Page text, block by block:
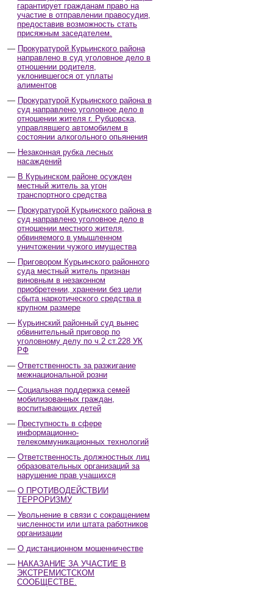
гарантирует гражданам право на
участие в отправлении правосудия,
предоставив возможность стать
присяжным заседателем.
Прокуратурой Курьинского района
направлено в суд уголовное дело в
отношении родителя,
уклонившегося от уплаты
алиментов
Прокуратурой Курьинского района в
суд направлено уголовное дело в
отношении жителя г. Рубцовска,
управлявшего автомобилем в
состоянии алкогольного опьянения
Незаконная рубка лесных
насаждений
В Курьинском районе осужден
местный житель за угон
транспортного средства
Прокуратурой Курьинского района в
суд направлено уголовное дело в
отношении местного жителя,
обвиняемого в умышленном
уничтожении чужого имущества
Приговором Курьинского районного
суда местный житель признан
виновным в незаконном
приобретении, хранении без цели
сбыта наркотического средства в
крупном размере
Курьинский районный суд вынес
обвинительный приговор по
уголовному делу по ч.2 ст.228 УК
РФ
Ответственность за разжигание
межнациональной розни
Социальная поддержка семей
мобилизованных граждан,
воспитывающих детей
Преступность в сфере
информационно-
телекоммуникационных технологий
Ответственность должностных лиц
образовательных организаций за
нарушение прав учащихся
О ПРОТИВОДЕЙСТВИИ
ТЕРРОРИЗМУ
Увольнение в связи с сокращением
численности или штата работников
организации
О дистанционном мошенничестве
НАКАЗАНИЕ ЗА УЧАСТИЕ В
ЭКСТРЕМИСТСКОМ
СООБЩЕСТВЕ.